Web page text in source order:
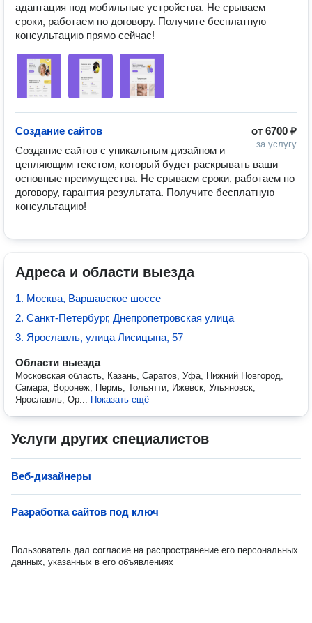
адаптация под мобильные устройства. Не срываем
сроки, работаем по договору. Получите бесплатную
консультацию прямо сейчас!
от 6700 ₽
за услугу
Создание сайтов
Создание сайтов с уникальным дизайном и
цепляющим текстом, который будет раскрывать ваши
основные преимущества. Не срываем сроки, работаем по
договору, гарантия результата. Получите бесплатную
консультацию!
Адреса и области выезда
1. Москва, Варшавское шоссе
2. Санкт-Петербург, Днепропетровская улица
3. Ярославль, улица Лисицына, 57
Области выезда
Московская область, Казань, Саратов, Уфа, Нижний Новгород,
Самара, Воронеж, Пермь, Тольятти, Ижевск, Ульяновск,
Ярославль, Ор... Показать ещё
Услуги других специалистов
Веб-дизайнеры
Разработка сайтов под ключ
Пользователь дал согласие на распространение его персональных
данных, указанных в его объявлениях